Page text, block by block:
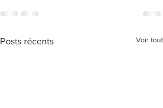
Posts récents Voir tout